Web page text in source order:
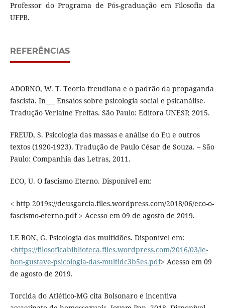
Professor do Programa de Pós-graduação em Filosofia da
UFPB.
REFERÊNCIAS
ADORNO, W. T. Teoria freudiana e o padrão da propaganda
fascista. In___ Ensaios sobre psicologia social e psicanálise.
Tradução Verlaine Freitas. São Paulo: Editora UNESP, 2015.
FREUD, S. Psicologia das massas e análise do Eu e outros
textos (1920-1923). Tradução de Paulo César de Souza. – São
Paulo: Companhia das Letras, 2011.
ECO, U. O fascismo Eterno. Disponível em:
< http 2019s://deusgarcia.files.wordpress.com/2018/06/eco-o-
fascismo-eterno.pdf > Acesso em 09 de agosto de 2019.
LE BON, G. Psicologia das multidões. Disponível em:
<https://filosoficabiblioteca.files.wordpress.com/2016/03/le-
bon-gustave-psicologia-das-multidc3b5es.pdf> Acesso em 09
de agosto de 2019.
Torcida do Atlético-MG cita Bolsonaro e incentiva